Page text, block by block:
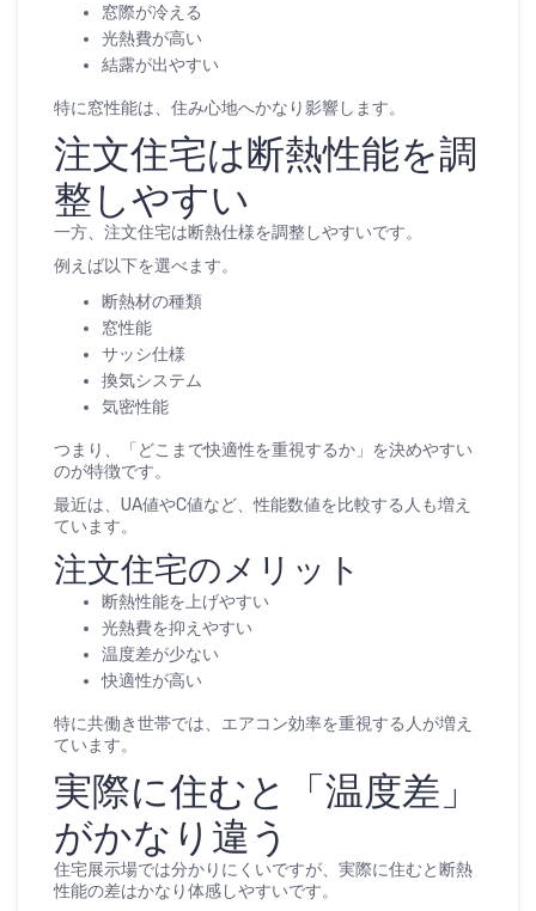
窓際が冷える
光熱費が高い
結露が出やすい
特に窓性能は、住み心地へかなり影響します。
注文住宅は断熱性能を調
整しやすい
一方、注文住宅は断熱仕様を調整しやすいです。
例えば以下を選べます。
断熱材の種類
窓性能
サッシ仕様
換気システム
気密性能
つまり、「どこまで快適性を重視するか」を決めやすい
のが特徴です。
最近は、UA値やC値など、性能数値を比較する人も増え
ています。
注文住宅のメリット
断熱性能を上げやすい
光熱費を抑えやすい
温度差が少ない
快適性が高い
特に共働き世帯では、エアコン効率を重視する人が増え
ています。
実際に住むと「温度差」
がかなり違う
住宅展示場では分かりにくいですが、実際に住むと断熱
性能の差はかなり体感しやすいです。